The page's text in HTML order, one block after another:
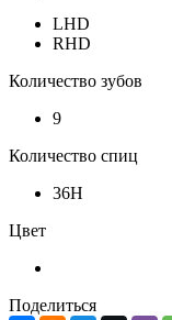
LHD
RHD
Количество зубов
9
Количество спиц
36H
Цвет
Поделиться